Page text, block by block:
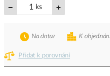
ks
Přidat k porovnání
K objednání
Na dotaz